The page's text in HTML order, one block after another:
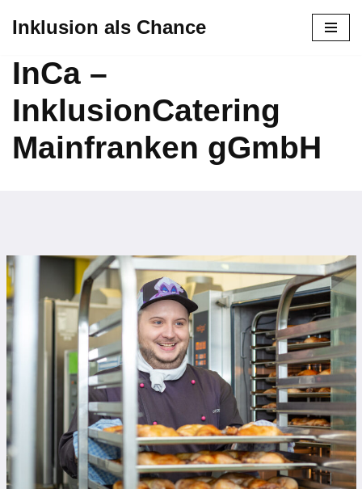
Inhalt
springen
Inklusion als Chance
InCa –
InklusionCatering
Mainfranken gGmbH